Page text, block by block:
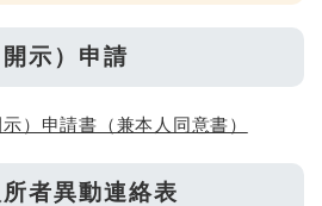
示）申請
）申請書（兼本人同意書）
者異動連絡表